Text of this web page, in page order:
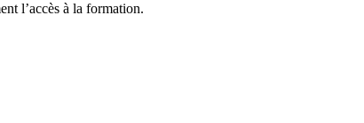
l’accès à la formation.